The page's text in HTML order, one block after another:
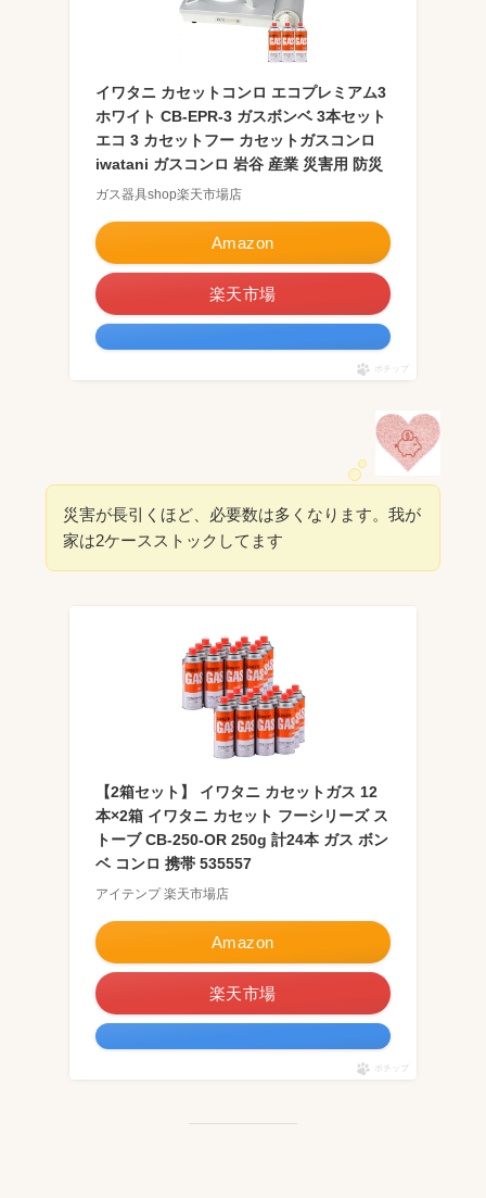
イワタニ カセットコンロ エコプレミアム3
ホワイト CB-EPR-3 ガスボンベ 3本セット
エコ 3 カセットフー カセットガスコンロ
iwatani ガスコンロ 岩谷 産業 災害用 防災
ガス器具shop楽天市場店
Amazon
楽天市場
ポチップ
災害が長引くほど、必要数は多くなります。我が
家は2ケースストックしてます
【2箱セット】 イワタニ カセットガス 12
本×2箱 イワタニ カセット フーシリーズ ス
トーブ CB-250-OR 250g 計24本 ガス ボン
ベ コンロ 携帯 535557
アイテンプ 楽天市場店
Amazon
楽天市場
ポチップ